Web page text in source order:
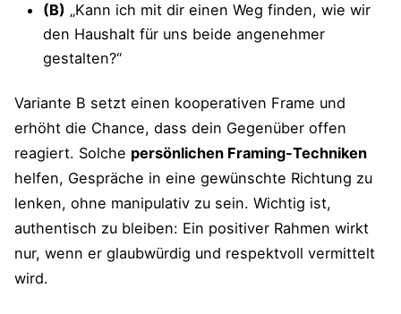
(B) „Kann ich mit dir einen Weg finden, wie wir
den Haushalt für uns beide angenehmer
gestalten?“
Variante B setzt einen kooperativen Frame und
erhöht die Chance, dass dein Gegenüber offen
reagiert. Solche persönlichen Framing-Techniken
helfen, Gespräche in eine gewünschte Richtung zu
lenken, ohne manipulativ zu sein. Wichtig ist,
authentisch zu bleiben: Ein positiver Rahmen wirkt
nur, wenn er glaubwürdig und respektvoll vermittelt
wird.